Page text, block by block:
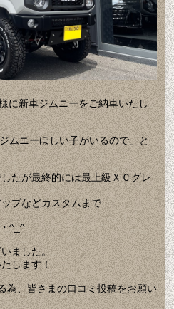
に新車ジムニーをご納車いたし
ムニーほしい子がいるので」と
たが最終的には最上級ＸＣグレ
プなどカスタムまで
^_^
ました。
します！
、皆さまの口コミ投稿をお願い